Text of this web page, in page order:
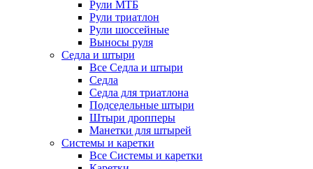
Рули МТБ
Рули триатлон
Рули шоссейные
Выносы руля
Седла и штыри
Все Седла и штыри
Седла
Седла для триатлона
Подседельные штыри
Штыри дропперы
Манетки для штырей
Системы и каретки
Все Системы и каретки